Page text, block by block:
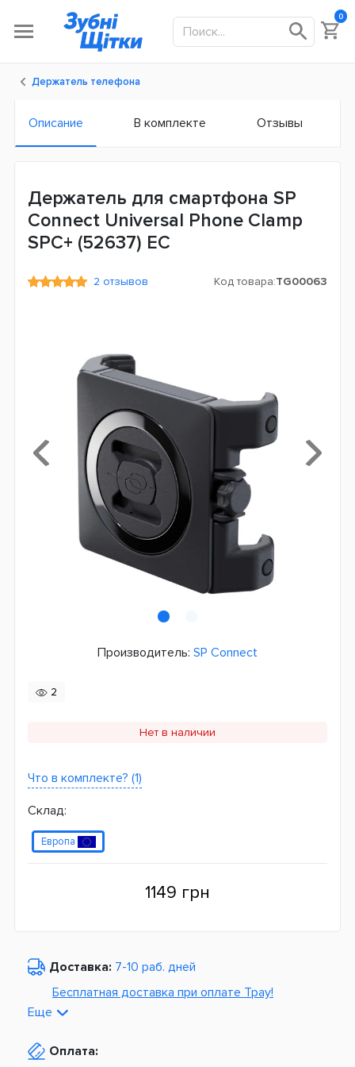
0
Держатель телефона
Описание В комплекте Отзывы
Держатель для смартфона SP
Connect Universal Phone Clamp
SPC+ (52637) ЕС
2 отзывов Код товара:TG00063
Производитель: SP Connect
2
Нет в наличии
Что в комплекте? (1)
Склад:
Европа
1149 грн
Доставка: 7-10 раб. дней
Бесплатная доставка при оплате Tpay!
Из Европы от
Еще
Оплата: